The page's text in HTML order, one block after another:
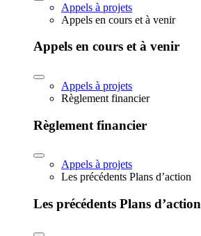
Appels à projets
Appels en cours et à venir
Appels en cours et à venir
Appels à projets
Règlement financier
Règlement financier
Appels à projets
Les précédents Plans d’action
Les précédents Plans d’action